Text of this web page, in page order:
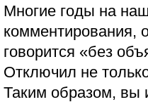
Многие годы на
комментирования,
говорится «без
Отключил не
Таким образом, вы